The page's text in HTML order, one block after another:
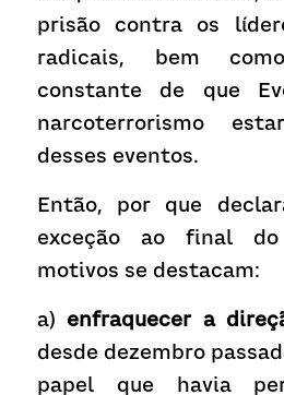
prisão contra os
radicais, bem
constante de que
narcoterrorismo
desses eventos.
Então, por que
exceção ao final
motivos se destacam:
a) enfraquecer a
desde dezembro
papel que havia